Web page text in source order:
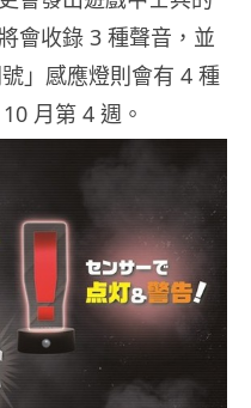
會收錄 3 種聲音，並
」感應燈則會有 4 種
月第 4 週。